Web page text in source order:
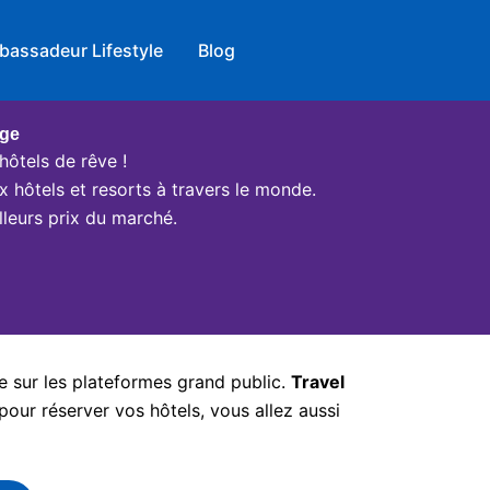
Lifestyle Blog
de rêve !
hôtels et resorts à travers le monde.
prix du marché.
sur les plateformes grand public. Travel
réserver vos hôtels, vous allez aussi